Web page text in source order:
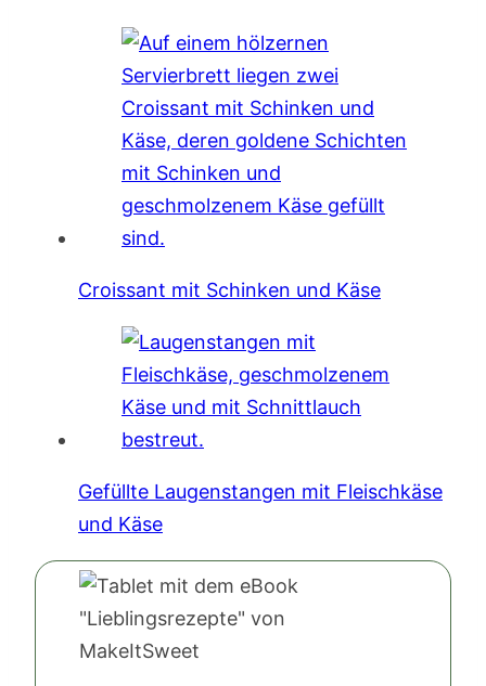
Croissant mit Schinken und Käse
Gefüllte Laugenstangen mit Fleischkäse
und Käse